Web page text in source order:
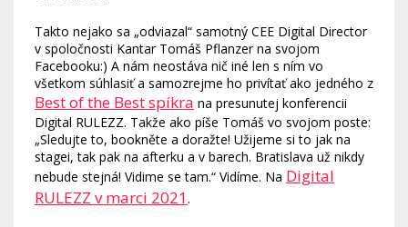
Takto nejako sa „odviazal“ samotný CEE Digital Director
v spoločnosti Kantar Tomáš Pflanzer na svojom
Facebooku:) A nám neostáva nič iné len s ním vo
všetkom súhlasiť a samozrejme ho privítať ako jedného z
Best of the Best spíkra na presunutej konferencii
Digital RULEZZ. Takže ako píše Tomáš vo svojom poste:
„Sledujte to, bookněte a doražte! Užijeme si to jak na
stagei, tak pak na afterku a v barech. Bratislava už nikdy
nebude stejná! Vidime se tam.“ Vidíme. Na Digital
RULEZZ v marci 2021.